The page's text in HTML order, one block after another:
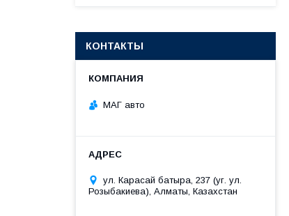
КОНТАКТЫ
МАГ авто
ул. Карасай батыра, 237 (уг. ул.
Розыбакиева), Алматы, Казахстан